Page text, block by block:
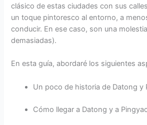
clásico de estas ciudades con sus
un toque pintoresco al entorno, a
conducir. En ese caso, son una
demasiadas).
En esta guía, abordaré los siguientes
Un poco de historia de Datong y
Cómo llegar a Datong y a